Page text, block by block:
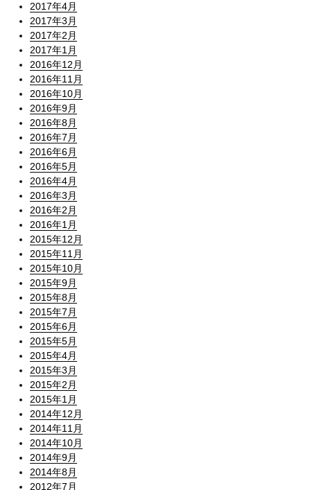
2017年4月
2017年3月
2017年2月
2017年1月
2016年12月
2016年11月
2016年10月
2016年9月
2016年8月
2016年7月
2016年6月
2016年5月
2016年4月
2016年3月
2016年2月
2016年1月
2015年12月
2015年11月
2015年10月
2015年9月
2015年8月
2015年7月
2015年6月
2015年5月
2015年4月
2015年3月
2015年2月
2015年1月
2014年12月
2014年11月
2014年10月
2014年9月
2014年8月
2012年7月